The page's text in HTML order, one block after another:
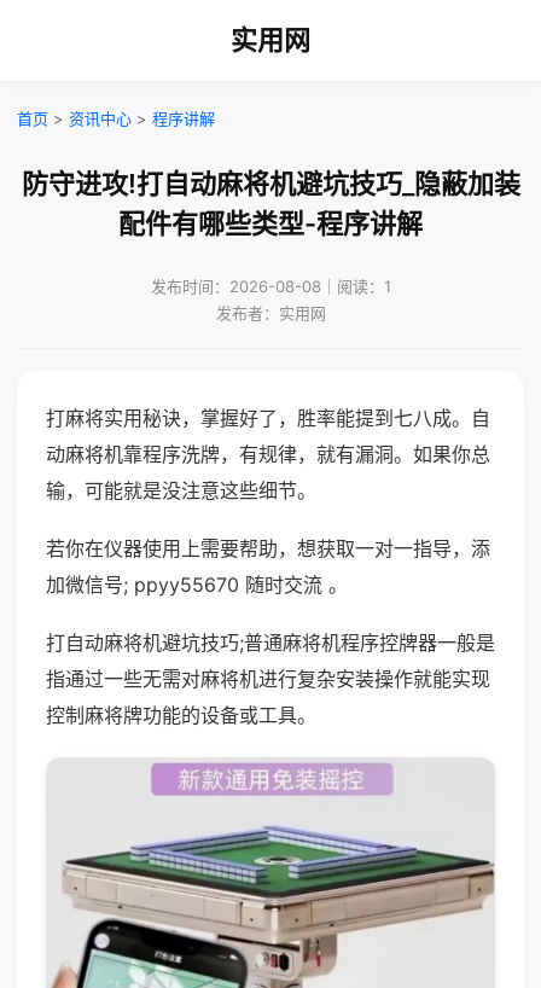
实用网
首页 > 资讯中心 > 程序讲解
防守进攻!打自动麻将机避坑技巧_隐蔽加装
配件有哪些类型-程序讲解
发布时间：2026-08-08｜阅读：1
发布者：实用网
打麻将实用秘诀，掌握好了，胜率能提到七八成。自
动麻将机靠程序洗牌，有规律，就有漏洞。如果你总
输，可能就是没注意这些细节。
若你在仪器使用上需要帮助，想获取一对一指导，添
加微信号; ppyy55670 随时交流 。
打自动麻将机避坑技巧;普通麻将机程序控牌器一般是
指通过一些无需对麻将机进行复杂安装操作就能实现
控制麻将牌功能的设备或工具。